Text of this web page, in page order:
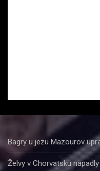
Bagry u jezu Mazourov
Želvy v Chorvatsku